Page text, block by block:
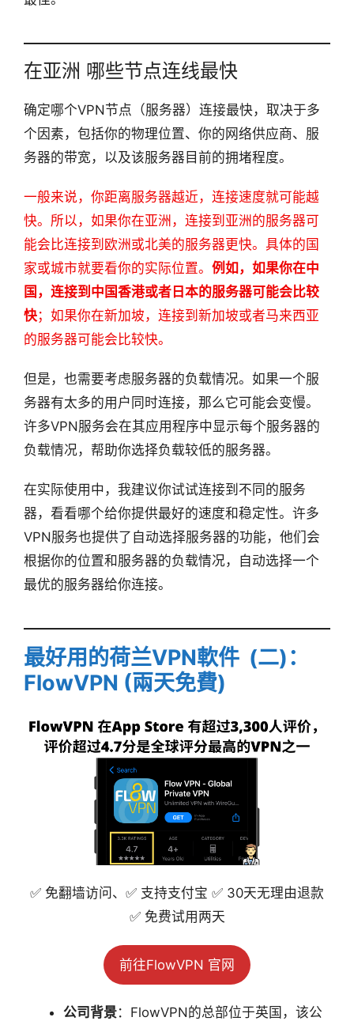
在亚洲 哪些节点连线最快
确定哪个VPN节点（服务器）连接最快，取决于多
个因素，包括你的物理位置、你的网络供应商、服
务器的带宽，以及该服务器目前的拥堵程度。
一般来说，你距离服务器越近，连接速度就可能越
快。所以，如果你在亚洲，连接到亚洲的服务器可
能会比连接到欧洲或北美的服务器更快。具体的国
家或城市就要看你的实际位置。 例如，如果你在中
国，连接到中国香港或者日本的服务器可能会比较
快；如果你在新加坡，连接到新加坡或者马来西亚
的服务器可能会比较快。
但是，也需要考虑服务器的负载情况。如果一个服
务器有太多的用户同时连接，那么它可能会变慢。
许多VPN服务会在其应用程序中显示每个服务器的
负载情况，帮助你选择负载较低的服务器。
在实际使用中，我建议你试试连接到不同的服务
器，看看哪个给你提供最好的速度和稳定性。许多
VPN服务也提供了自动选择服务器的功能，他们会
根据你的位置和服务器的负载情况，自动选择一个
最优的服务器给你连接。
最好用的荷兰VPN軟件 (二)：
FlowVPN (兩天免費)
✅ 免翻墙访问、✅ 支持支付宝 ✅ 30天无理由退款
✅ 免费试用两天
前往FlowVPN 官网
公司背景：FlowVPN的总部位于英国，该公